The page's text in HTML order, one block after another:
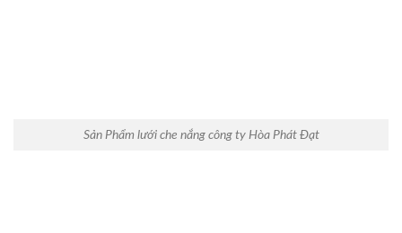
Sản Phẩm lưới che nắng công ty Hòa Phát Đạt